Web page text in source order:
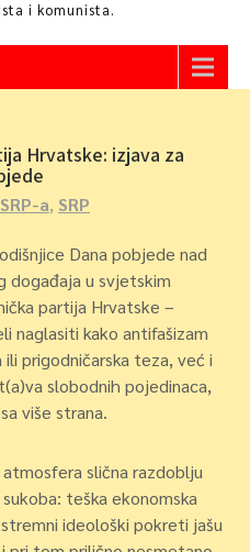
i komunista.
Hrvatske: izjava za
a, SRP
Dana pobjede nad
događaja u svjetskim
partija Hrvatske –
naglasiti kako antifašizam
prigodničarska teza, već i
slobodnih pojedinaca,
više strana.
slična razdoblju
teška ekonomska
ideološki pokreti jašu